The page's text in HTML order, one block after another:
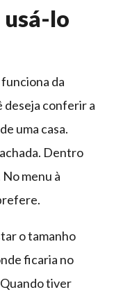
usá-lo
da
deseja conferir a
uma casa.
Dentro
menu à
o tamanho
ficaria no
tiver